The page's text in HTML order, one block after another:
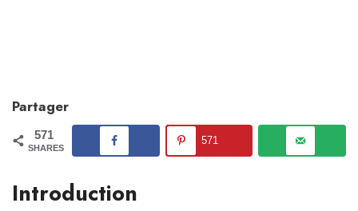
Partager
571
SHARES
571
Introduction